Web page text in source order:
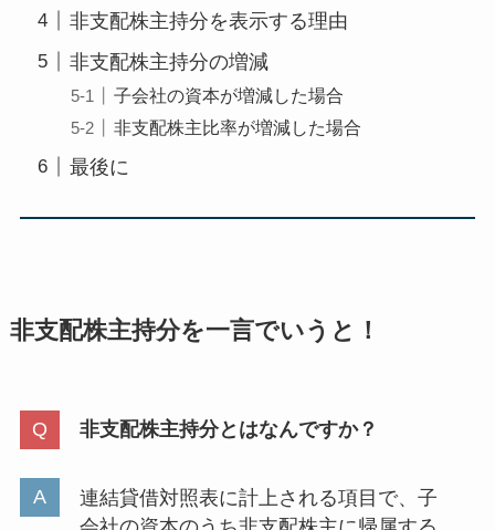
非支配株主持分を表示する理由
非支配株主持分の増減
子会社の資本が増減した場合
非支配株主比率が増減した場合
最後に
非支配株主持分を一言でいうと！
非支配株主持分とはなんですか？
連結貸借対照表に計上される項目で、子